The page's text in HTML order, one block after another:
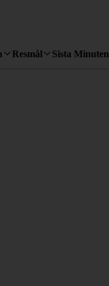
Resmål Sista Minuten